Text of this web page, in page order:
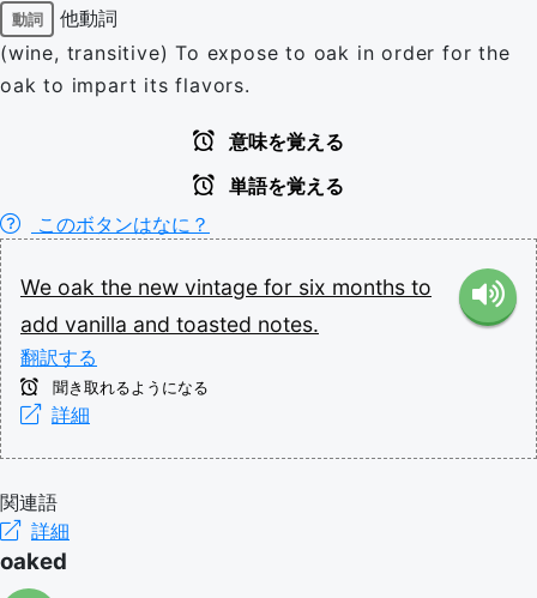
動詞
他動詞
(wine, transitive) To expose to oak in order for the
oak to impart its flavors.
意味を覚える
単語を覚える
このボタンはなに？
We oak the new vintage for six months to
add vanilla and toasted notes.
翻訳する
聞き取れるようになる
詳細
関連語
詳細
oaked